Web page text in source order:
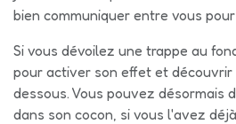
bien communiquer entre vous
Si vous dévoilez une trappe au
pour activer son effet et découvrir
dessous. Vous pouvez désormais
dans son cocon, si vous l'avez